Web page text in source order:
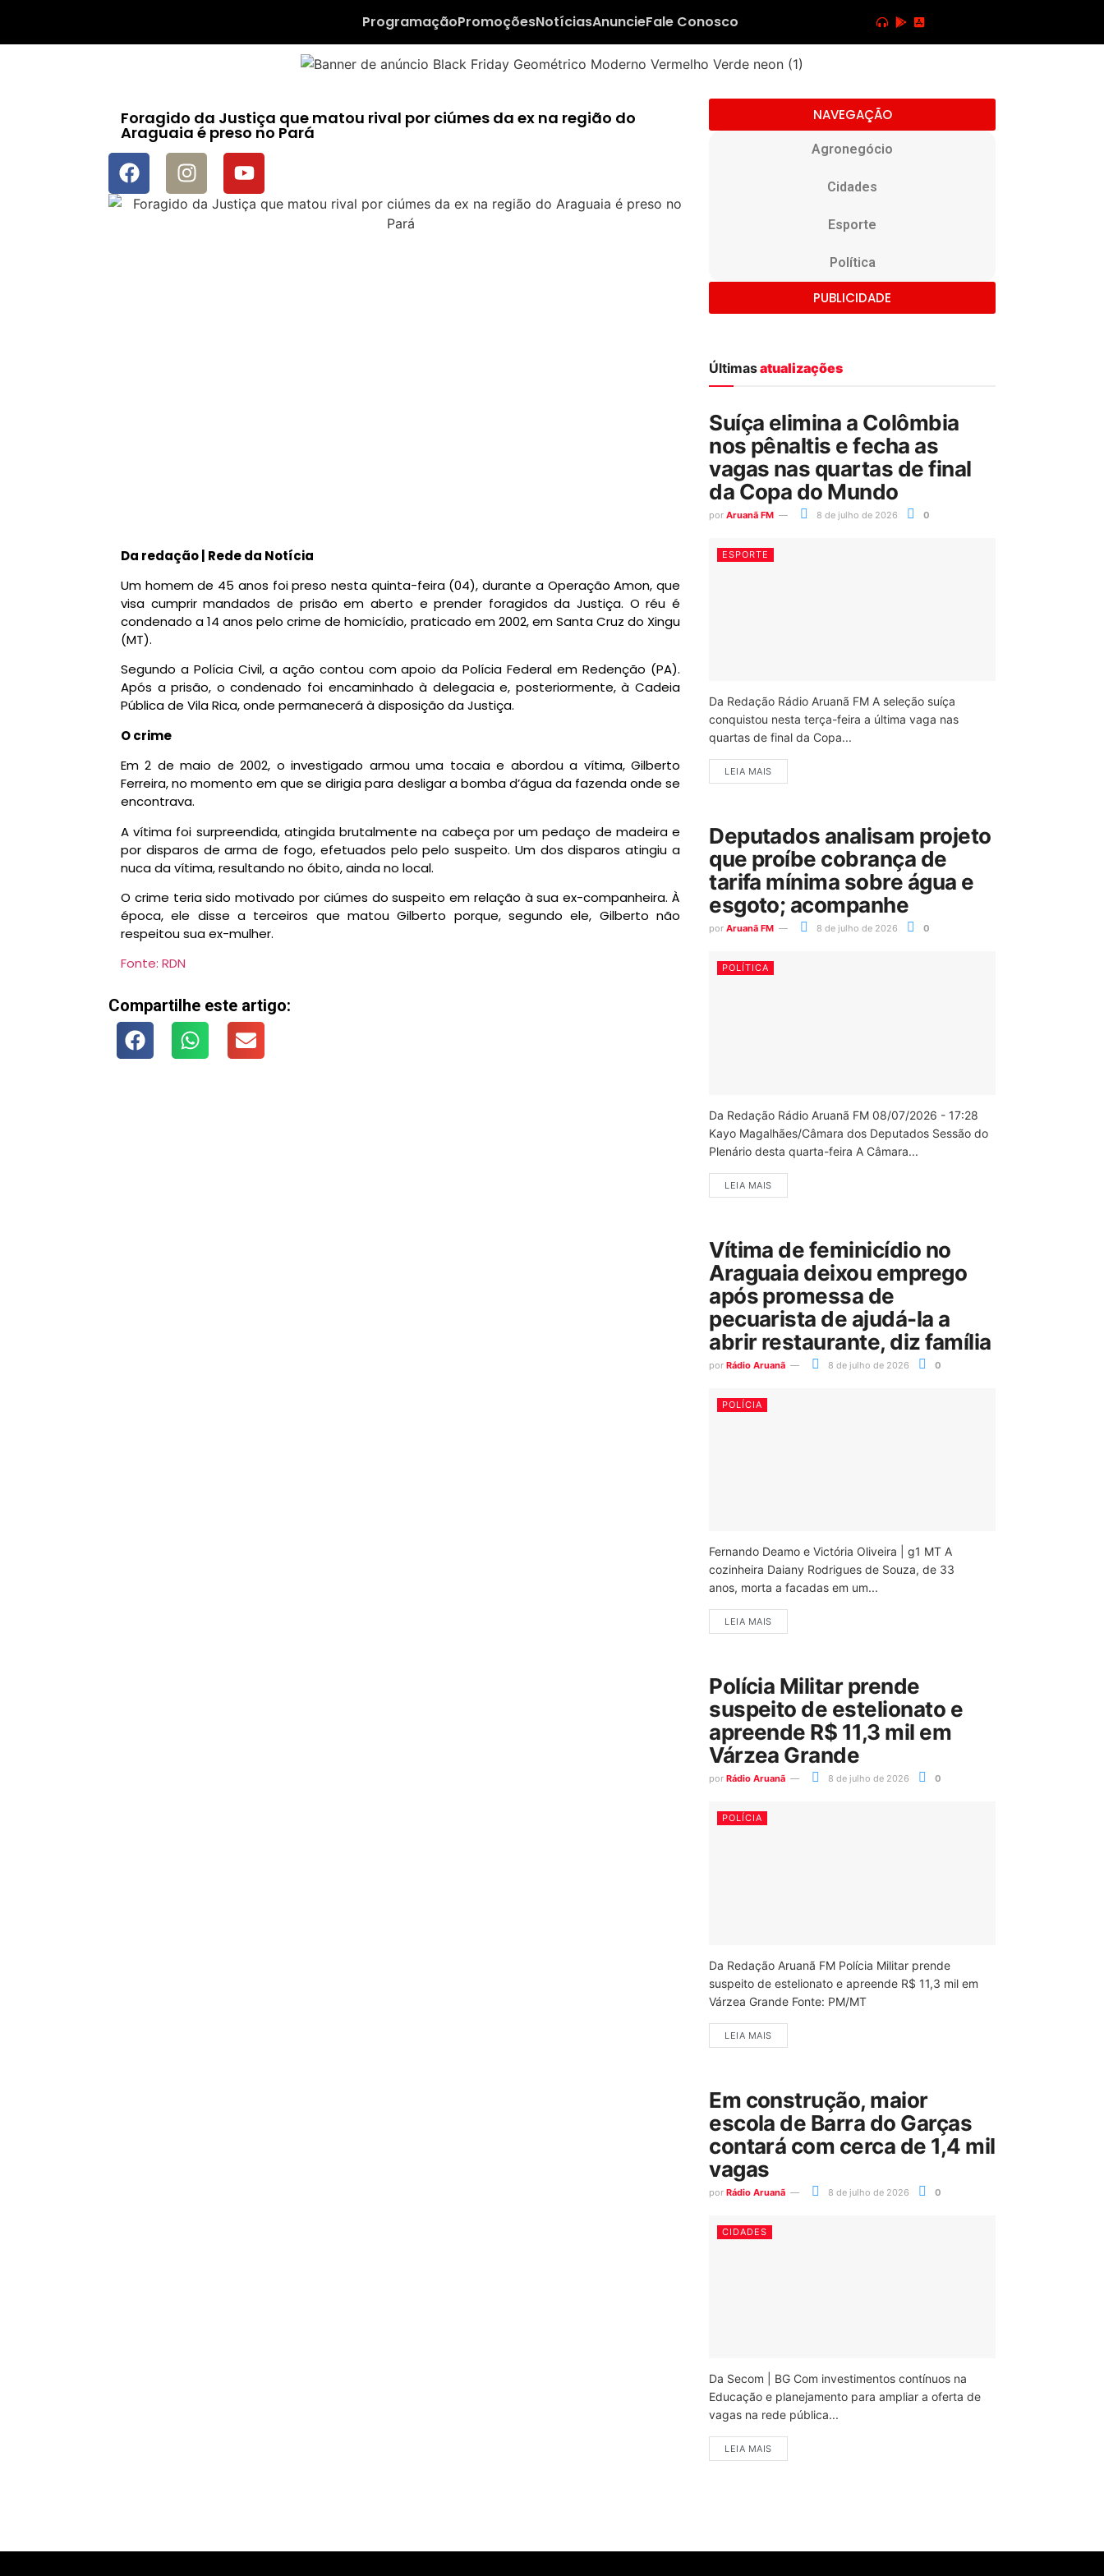
ProgramaçãoPromoçõesNotíciasAnuncieFale Conosco
Foragido da Justiça que matou rival por ciúmes da ex na região do
Araguaia é preso no Pará
Da redação | Rede da Notícia
Um homem de 45 anos foi preso nesta quinta-feira (04), durante a Operação Amon, que
visa cumprir mandados de prisão em aberto e prender foragidos da Justiça. O réu é
condenado a 14 anos pelo crime de homicídio, praticado em 2002, em Santa Cruz do Xingu
(MT).
Segundo a Polícia Civil, a ação contou com apoio da Polícia Federal em Redenção (PA).
Após a prisão, o condenado foi encaminhado à delegacia e, posteriormente, à Cadeia
Pública de Vila Rica, onde permanecerá à disposição da Justiça.
O crime
Em 2 de maio de 2002, o investigado armou uma tocaia e abordou a vítima, Gilberto
Ferreira, no momento em que se dirigia para desligar a bomba d’água da fazenda onde se
encontrava.
A vítima foi surpreendida, atingida brutalmente na cabeça por um pedaço de madeira e
por disparos de arma de fogo, efetuados pelo pelo suspeito. Um dos disparos atingiu a
nuca da vítima, resultando no óbito, ainda no local.
O crime teria sido motivado por ciúmes do suspeito em relação à sua ex-companheira. À
época, ele disse a terceiros que matou Gilberto porque, segundo ele, Gilberto não
respeitou sua ex-mulher.
Fonte: RDN
Compartilhe este artigo:
NAVEGAÇÃO
Agronegócio
Cidades
Esporte
Política
PUBLICIDADE
Últimasatualizações
Suíça elimina a Colômbia
nos pênaltis e fecha as
vagas nas quartas de final
da Copa do Mundo
por Aruanã FM 8 de julho de 2026 0
ESPORTE
Da Redação Rádio Aruanã FM A seleção suíça
conquistou nesta terça-feira a última vaga nas
quartas de final da Copa...
LEIA MAIS
Deputados analisam projeto
que proíbe cobrança de
tarifa mínima sobre água e
esgoto; acompanhe
por Aruanã FM 8 de julho de 2026 0
POLÍTICA
Da Redação Rádio Aruanã FM 08/07/2026 - 17:28
Kayo Magalhães/Câmara dos Deputados Sessão do
Plenário desta quarta-feira A Câmara...
LEIA MAIS
Vítima de feminicídio no
Araguaia deixou emprego
após promessa de
pecuarista de ajudá-la a
abrir restaurante, diz família
por Rádio Aruanã 8 de julho de 2026 0
POLÍCIA
Fernando Deamo e Victória Oliveira | g1 MT A
cozinheira Daiany Rodrigues de Souza, de 33
anos, morta a facadas em um...
LEIA MAIS
Polícia Militar prende
suspeito de estelionato e
apreende R$ 11,3 mil em
Várzea Grande
por Rádio Aruanã 8 de julho de 2026 0
POLÍCIA
Da Redação Aruanã FM Polícia Militar prende
suspeito de estelionato e apreende R$ 11,3 mil em
Várzea Grande Fonte: PM/MT
LEIA MAIS
Em construção, maior
escola de Barra do Garças
contará com cerca de 1,4 mil
vagas
por Rádio Aruanã 8 de julho de 2026 0
CIDADES
Da Secom | BG Com investimentos contínuos na
Educação e planejamento para ampliar a oferta de
vagas na rede pública...
LEIA MAIS